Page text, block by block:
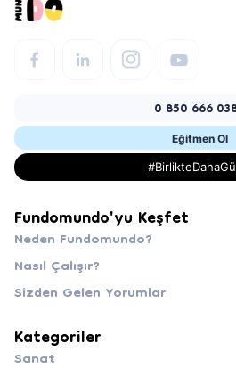
0 850 666
Eğitmen Ol
Fundomundo'yu Keşfet
Neden Fundomundo?
Nasıl Çalışır?
Sizden Gelen Yorumlar
Kategoriler
Sanat